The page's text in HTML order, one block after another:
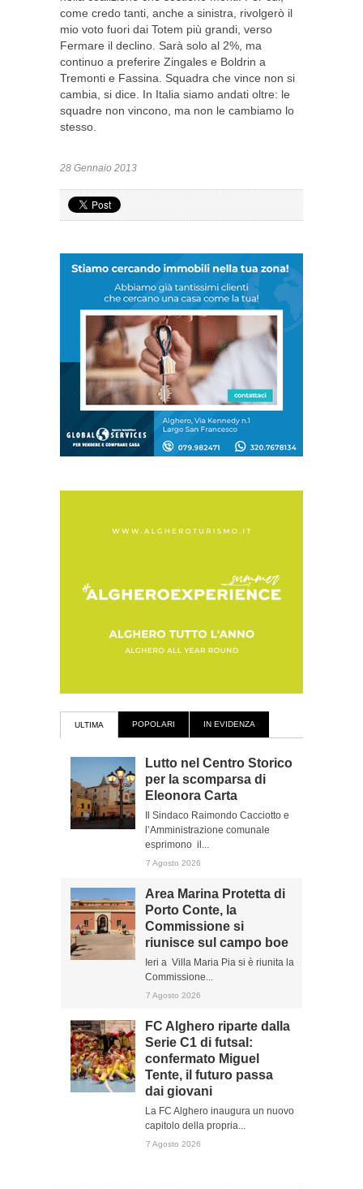
come credo tanti, anche a sinistra, rivolgerò il
mio voto fuori dai Totem più grandi, verso
Fermare il declino. Sarà solo al 2%, ma
continuo a preferire Zingales e Boldrin a
Tremonti e Fassina. Squadra che vince non si
cambia, si dice. In Italia siamo andati oltre: le
squadre non vincono, ma non le cambiamo lo
stesso.
28 Gennaio 2013
ULTIMA POPOLARI IN EVIDENZA
Lutto nel Centro Storico
per la scomparsa di
Eleonora Carta
Il Sindaco Raimondo Cacciotto e
l’Amministrazione comunale
esprimono il...
7 Agosto 2026
Area Marina Protetta di
Porto Conte, la
Commissione si
riunisce sul campo boe
Ieri a Villa Maria Pia si è riunita la
Commissione...
7 Agosto 2026
FC Alghero riparte dalla
Serie C1 di futsal:
confermato Miguel
Tente, il futuro passa
dai giovani
La FC Alghero inaugura un nuovo
capitolo della propria...
7 Agosto 2026